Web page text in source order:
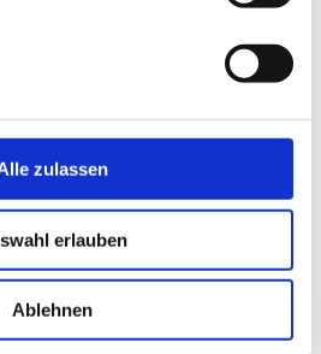
zulassen
erlauben
Ablehnen
Campus Nord
nuernberg.de
398-3261
Nord
1